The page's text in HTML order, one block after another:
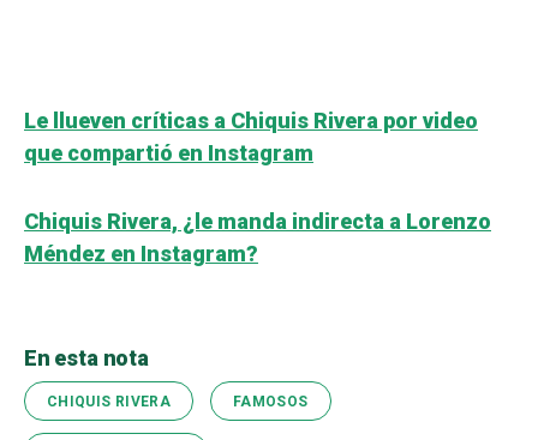
Le llueven críticas a Chiquis Rivera por video
que compartió en Instagram
Chiquis Rivera, ¿le manda indirecta a Lorenzo
Méndez en Instagram?
En esta nota
CHIQUIS RIVERA FAMOSOS